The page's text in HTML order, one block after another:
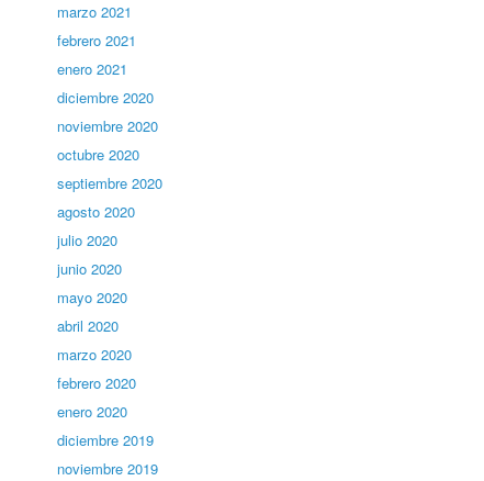
marzo 2021
febrero 2021
enero 2021
diciembre 2020
noviembre 2020
octubre 2020
septiembre 2020
agosto 2020
julio 2020
junio 2020
mayo 2020
abril 2020
marzo 2020
febrero 2020
enero 2020
diciembre 2019
noviembre 2019